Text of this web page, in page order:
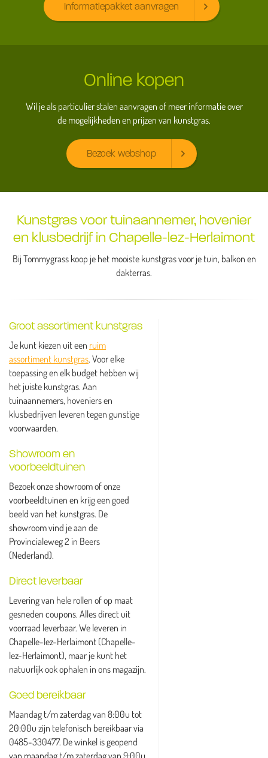
Informatiepakket aanvragen
Online kopen
Wil je als particulier stalen aanvragen of meer informatie over
de mogelijkheden en prijzen van kunstgras.
Bezoek webshop
Kunstgras voor tuinaannemer, hovenier
en klusbedrijf in Chapelle-lez-Herlaimont
Bij Tommygrass koop je het mooiste kunstgras voor je tuin, balkon en
dakterras.
Groot assortiment kunstgras
Je kunt kiezen uit een ruim
assortiment kunstgras. Voor elke
toepassing en elk budget hebben wij
het juiste kunstgras. Aan
tuinaannemers, hoveniers en
klusbedrijven leveren tegen gunstige
voorwaarden.
Showroom en
voorbeeldtuinen
Bezoek onze showroom of onze
voorbeeldtuinen en krijg een goed
beeld van het kunstgras. De
showroom vind je aan de
Provincialeweg 2 in Beers
(Nederland).
Direct leverbaar
Levering van hele rollen of op maat
gesneden coupons. Alles direct uit
voorraad leverbaar. We leveren in
Chapelle-lez-Herlaimont (Chapelle-
lez-Herlaimont), maar je kunt het
natuurlijk ook ophalen in ons magazijn.
Goed bereikbaar
Maandag t/m zaterdag van 8:00u tot
20:00u zijn telefonisch bereikbaar via
0485-330477. De winkel is geopend